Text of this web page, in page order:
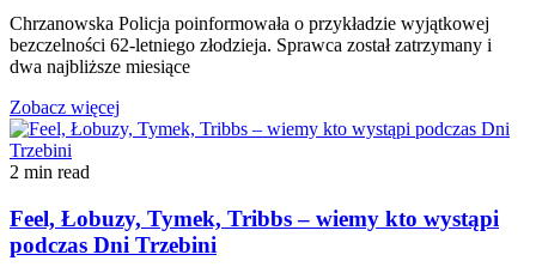
Chrzanowska Policja poinformowała o przykładzie wyjątkowej
bezczelności 62-letniego złodzieja. Sprawca został zatrzymany i
dwa najbliższe miesiące
Zobacz więcej
2 min read
Feel, Łobuzy, Tymek, Tribbs – wiemy kto wystąpi
podczas Dni Trzebini